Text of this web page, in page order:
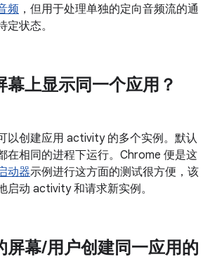
频 ，但用于处理单独的定向音频流的通
状态。
幕上显示同一个应用？
以创建应用 activity 的多个实例。默认
在相同的进程下运行。Chrome 便是这
动器示例进行这方面的测试很方便，该
启动 activity 和请求新实例。
屏幕/用户创建同一应用的